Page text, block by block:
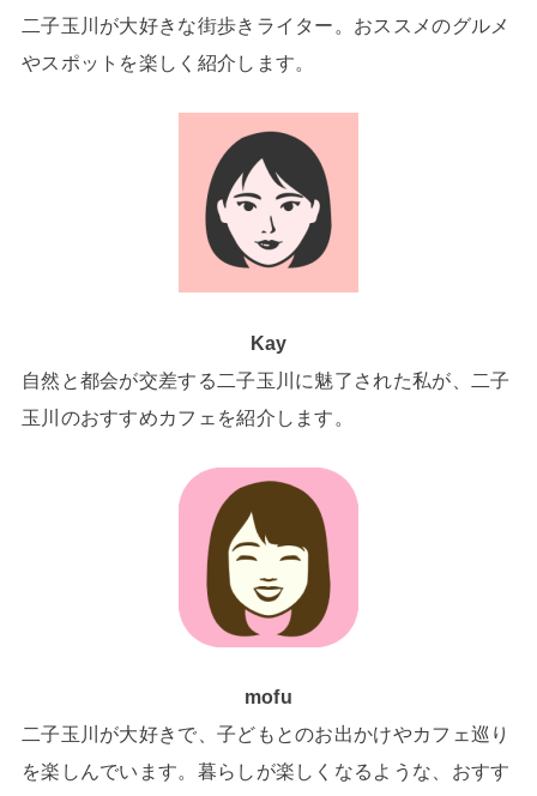
二子玉川が大好きな街歩きライター。おススメのグルメ
やスポットを楽しく紹介します。
Kay
自然と都会が交差する二子玉川に魅了された私が、二子
玉川のおすすめカフェを紹介します。
mofu
二子玉川が大好きで、子どもとのお出かけやカフェ巡り
を楽しんでいます。暮らしが楽しくなるような、おすす